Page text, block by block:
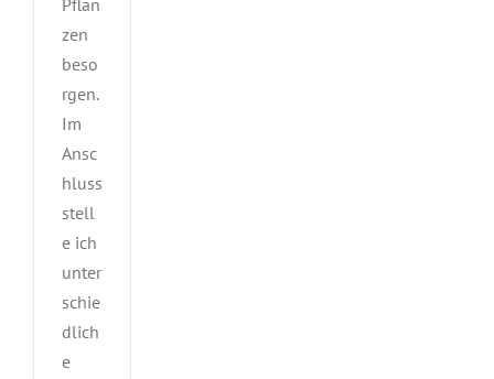
Pflan
zen
beso
rgen.
Im
Ansc
hluss
stell
e ich
unter
schie
dlich
e